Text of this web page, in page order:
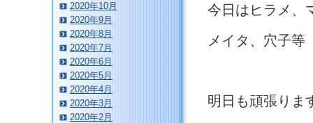
今日はヒラメ、
メイタ、穴子等
明日も頑張りま
2020年10月
2020年9月
2020年8月
2020年7月
2020年6月
2020年5月
2020年4月
2020年3月
2020年2月